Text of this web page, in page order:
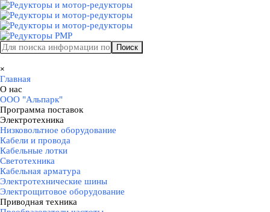
Перейти к контенту
Поиск
×
Главная
О нас
ООО "Альпарк"
Программа поставок
Электротехника
Низковольтное оборудование
Кабели и провода
Кабельные лотки
Светотехника
Кабельная арматура
Электротехнические шины
Электрощитовое оборудование
Приводная техника